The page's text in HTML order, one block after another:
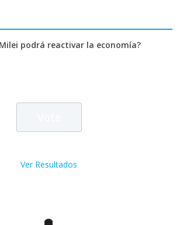
podrá reactivar la economía?
Ver Resultados